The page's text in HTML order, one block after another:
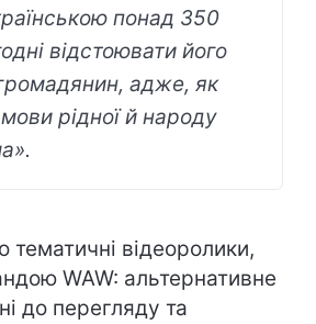
понад 350
відстоювати його
адже, як
рідної й народу
відеоролики,
WAW: альтернативне
до перегляду та